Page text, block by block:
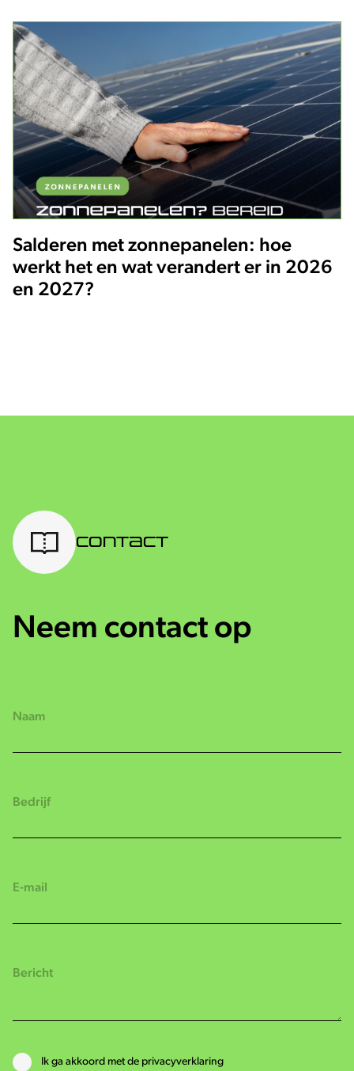
Salderen met zonnepanelen: hoe
werkt het en wat verandert er in 2026
en 2027?
Contact
Neem contact op
Ik ga akkoord met de privacyverklaring